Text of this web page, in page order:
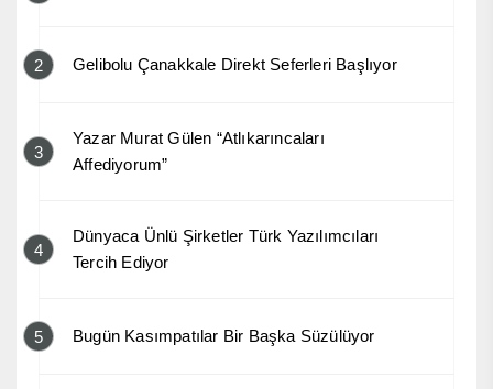
2 Gelibolu Çanakkale Direkt Seferleri Başlıyor
3
Yazar Murat Gülen “Atlıkarıncaları
Affediyorum”
4
Dünyaca Ünlü Şirketler Türk Yazılımcıları
Tercih Ediyor
5 Bugün Kasımpatılar Bir Başka Süzülüyor